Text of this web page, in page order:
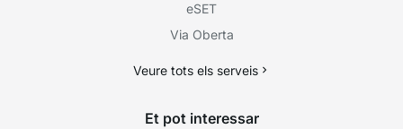
eSET
Via Oberta
Veure tots els serveis
Et pot interessar